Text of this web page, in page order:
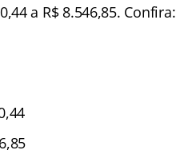
a R$ 8.546,85. Confira: